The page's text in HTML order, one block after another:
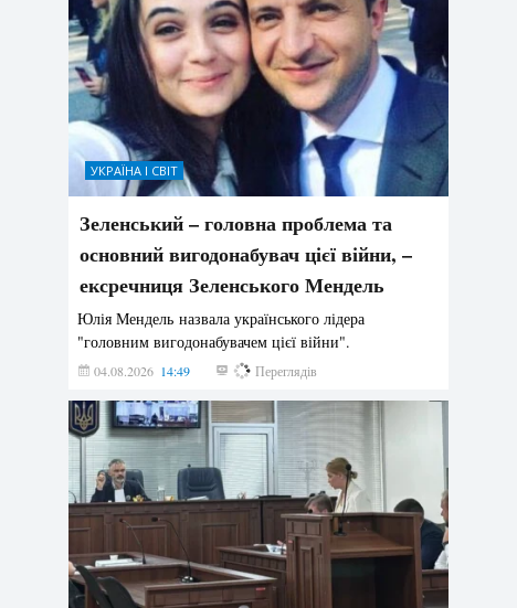
УКРАЇНА І СВІТ
Зеленський – головна проблема та
основний вигодонабувач цієї війни, –
ексречниця Зеленського Мендель
Юлія Мендель назвала українського лідера
"головним вигодонабувачем цієї війни".
04.08.2026 14:49 190 Переглядів